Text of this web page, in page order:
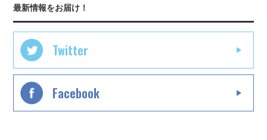
最新情報をお届け！
Twitter
Facebook